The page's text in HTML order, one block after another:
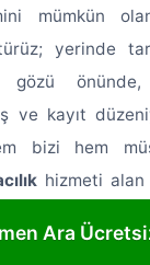
mümkün
yerinde
gözü
ve kayıt
bizi hem
hizmeti alan
para
çalışma
Ara